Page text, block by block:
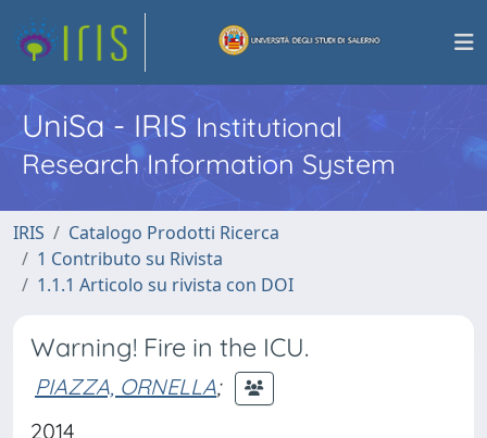
UniSa - IRISInstitutional
Research Information System
IRIS
Catalogo Prodotti Ricerca
1 Contributo su Rivista
1.1.1 Articolo su rivista con DOI
Warning! Fire in the ICU.
PIAZZA, ORNELLA;
2014